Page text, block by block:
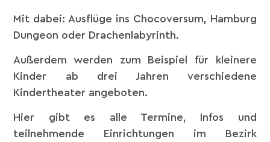
Mit dabei: Ausflüge ins Chocoversum, Hamburg
Dungeon oder Drachenlabyrinth.
Außerdem werden zum Beispiel für kleinere
Kinder ab drei Jahren verschiedene
Kindertheater angeboten.
Hier gibt es alle Termine, Infos und
teilnehmende Einrichtungen im Bezirk